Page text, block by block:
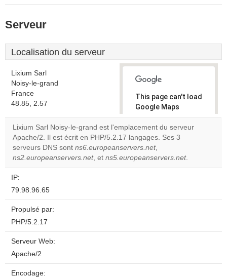
Serveur
Localisation du serveur
Lixium Sarl
Noisy-le-grand
France
48.85, 2.57
This page can't load
Google Maps
correctly.
Do you
own this
website?
Lixium Sarl Noisy-le-grand est l'emplacement du serveur
Apache/2. Il est écrit en PHP/5.2.17 langages. Ses 3
serveurs DNS sont ns6.europeanservers.net,
ns2.europeanservers.net, et ns5.europeanservers.net.
IP:
79.98.96.65
Propulsé par:
PHP/5.2.17
Serveur Web:
Apache/2
Encodage: